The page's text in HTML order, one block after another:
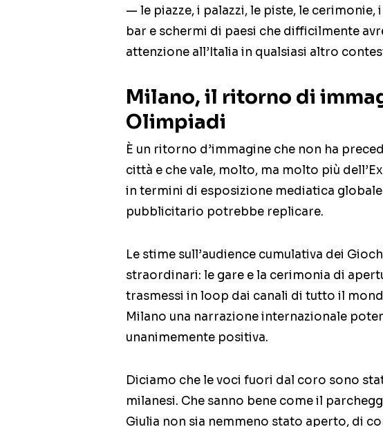
— le piazze, i palazzi, le piste, le
bar e schermi di paesi che difficilmente
attenzione all’Italia in qualsiasi altro
Milano, il ritorno di
Olimpiadi
È un ritorno d’immagine che non ha
città e che vale, molto, ma molto più
in termini di esposizione mediatica
pubblicitario potrebbe replicare.
Le stime sull’audience cumulativa dei
straordinari: le gare e la cerimonia di
trasmessi in loop dai canali di tutto il
Milano una narrazione internazionale
unanimemente positiva.
Diciamo che le voci fuori dal coro sono
milanesi. Che sanno bene come il
Giulia non sia nemmeno stato aperto, di